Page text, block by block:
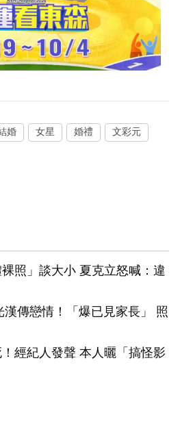
婚 女星 婚禮 文彩元
照」談大小 夏克立怒喊：違
傳戀情！「爆已見家長」 照
經紀人發聲 本人曬「搞怪影